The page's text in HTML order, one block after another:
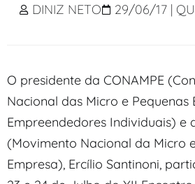
DINIZ NETO 29/06/17 |
O presidente da CONAMPE
Nacional das Micro e Pequenas
Empreendedores Individuais) e
(Movimento Nacional da Micro
Empresa), Ercílio Santinoni,